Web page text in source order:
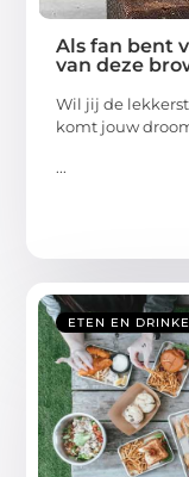
Als fan bent
van deze
Wil jij de
komt jouw
...
ETEN EN